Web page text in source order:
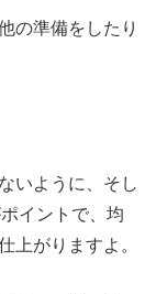
の準備をしたり
いように、そし
イントで、均
上がりますよ。